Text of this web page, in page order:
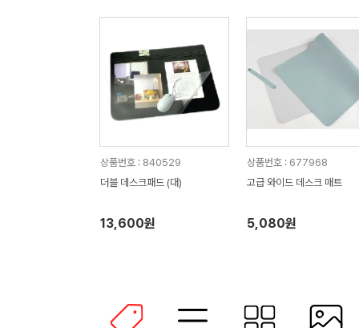
상품번호 : 840529
더블 데스크패드 (대)
13,600원
상품번호 : 677968
고급 와이드 데스크 매트
5,080원